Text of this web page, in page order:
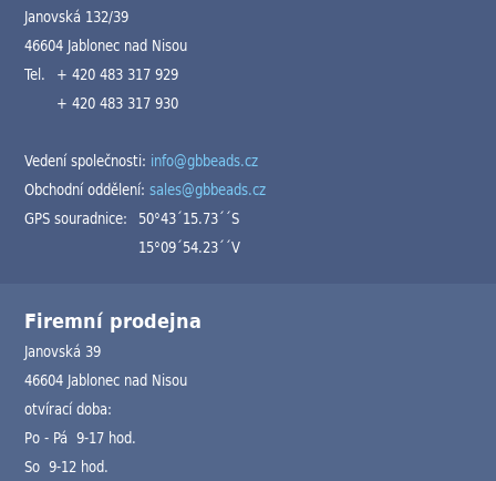
Janovská 132/39
46604 Jablonec nad Nisou
Tel. + 420 483 317 929
+ 420 483 317 930
Vedení společnosti: info@gbbeads.cz
Obchodní oddělení:sales@gbbeads.cz
GPS souradnice: 50°43´15.73´´S
15°09´54.23´´V
Firemní prodejna
Janovská 39
46604 Jablonec nad Nisou
otvírací doba:
Po - Pá 9-17 hod.
So 9-12 hod.